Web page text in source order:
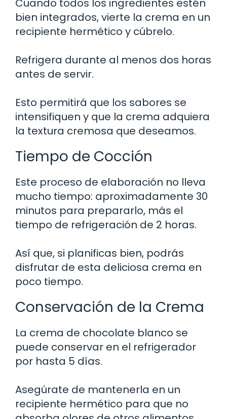
Cuando todos los ingredientes estén
bien integrados, vierte la crema en un
recipiente hermético y cúbrelo.
Refrigera durante al menos dos horas
antes de servir.
Esto permitirá que los sabores se
intensifiquen y que la crema adquiera
la textura cremosa que deseamos.
Tiempo de Cocción
Este proceso de elaboración no lleva
mucho tiempo: aproximadamente 30
minutos para prepararlo, más el
tiempo de refrigeración de 2 horas.
Así que, si planificas bien, podrás
disfrutar de esta deliciosa crema en
poco tiempo.
Conservación de la Crema
La crema de chocolate blanco se
puede conservar en el refrigerador
por hasta 5 días.
Asegúrate de mantenerla en un
recipiente hermético para que no